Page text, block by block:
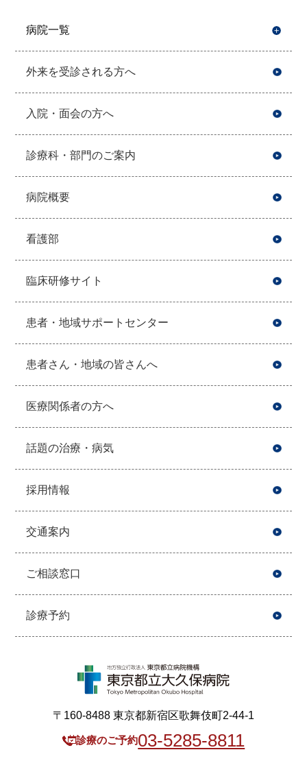
病院一覧
外来を受診される方へ
入院・面会の方へ
診療科・部門のご案内
病院概要
看護部
臨床研修サイト
患者・地域サポートセンター
患者さん・地域の皆さんへ
医療関係者の方へ
話題の治療・病気
採用情報
交通案内
ご相談窓口
診療予約
〒160-8488 東京都新宿区歌舞伎町2-44-1
診療のご予約03-5285-8811